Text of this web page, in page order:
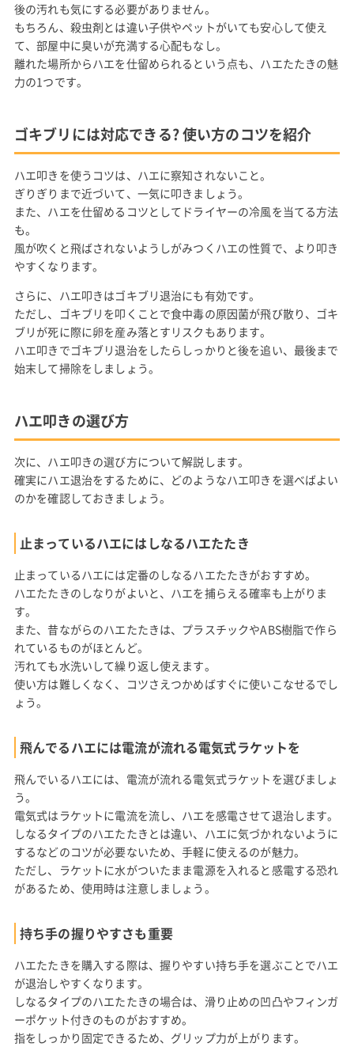
後の汚れも気にする必要がありません。
もちろん、殺虫剤とは違い子供やペットがいても安心して使え
て、部屋中に臭いが充満する心配もなし。
離れた場所からハエを仕留められるという点も、ハエたたきの魅
力の1つです。
ゴキブリには対応できる? 使い方のコツを紹介
ハエ叩きを使うコツは、ハエに察知されないこと。
ぎりぎりまで近づいて、一気に叩きましょう。
また、ハエを仕留めるコツとしてドライヤーの冷風を当てる方法
も。
風が吹くと飛ばされないようしがみつくハエの性質で、より叩き
やすくなります。
さらに、ハエ叩きはゴキブリ退治にも有効です。
ただし、ゴキブリを叩くことで食中毒の原因菌が飛び散り、ゴキ
ブリが死に際に卵を産み落とすリスクもあります。
ハエ叩きでゴキブリ退治をしたらしっかりと後を追い、最後まで
始末して掃除をしましょう。
ハエ叩きの選び方
次に、ハエ叩きの選び方について解説します。
確実にハエ退治をするために、どのようなハエ叩きを選べばよい
のかを確認しておきましょう。
止まっているハエにはしなるハエたたき
止まっているハエには定番のしなるハエたたきがおすすめ。
ハエたたきのしなりがよいと、ハエを捕らえる確率も上がりま
す。
また、昔ながらのハエたたきは、プラスチックやABS樹脂で作ら
れているものがほとんど。
汚れても水洗いして繰り返し使えます。
使い方は難しくなく、コツさえつかめばすぐに使いこなせるでし
ょう。
飛んでるハエには電流が流れる電気式ラケットを
飛んでいるハエには、電流が流れる電気式ラケットを選びましょ
う。
電気式はラケットに電流を流し、ハエを感電させて退治します。
しなるタイプのハエたたきとは違い、ハエに気づかれないように
するなどのコツが必要ないため、手軽に使えるのが魅力。
ただし、ラケットに水がついたまま電源を入れると感電する恐れ
があるため、使用時は注意しましょう。
持ち手の握りやすさも重要
ハエたたきを購入する際は、握りやすい持ち手を選ぶことでハエ
が退治しやすくなります。
しなるタイプのハエたたきの場合は、滑り止めの凹凸やフィンガ
ーポケット付きのものがおすすめ。
指をしっかり固定できるため、グリップ力が上がります。